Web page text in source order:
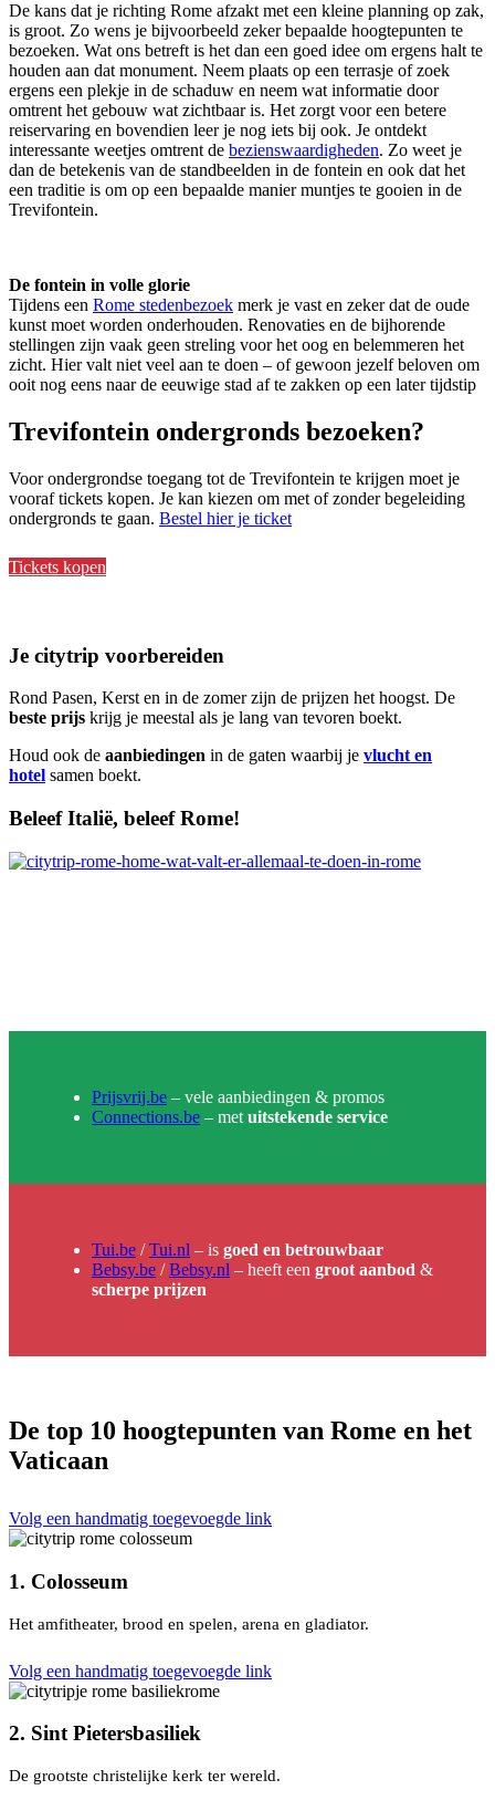
De kans dat je richting Rome afzakt met een kleine planning op zak,
is groot. Zo wens je bijvoorbeeld zeker bepaalde hoogtepunten te
bezoeken. Wat ons betreft is het dan een goed idee om ergens halt te
houden aan dat monument. Neem plaats op een terrasje of zoek
ergens een plekje in de schaduw en neem wat informatie door
omtrent het gebouw wat zichtbaar is. Het zorgt voor een betere
reiservaring en bovendien leer je nog iets bij ook. Je ontdekt
interessante weetjes omtrent de bezienswaardigheden. Zo weet je
dan de betekenis van de standbeelden in de fontein en ook dat het
een traditie is om op een bepaalde manier muntjes te gooien in de
Trevifontein.
De fontein in volle glorie
Tijdens een Rome stedenbezoek merk je vast en zeker dat de oude
kunst moet worden onderhouden. Renovaties en de bijhorende
stellingen zijn vaak geen streling voor het oog en belemmeren het
zicht. Hier valt niet veel aan te doen – of gewoon jezelf beloven om
ooit nog eens naar de eeuwige stad af te zakken op een later tijdstip
Trevifontein ondergronds bezoeken?
Voor ondergrondse toegang tot de Trevifontein te krijgen moet je
vooraf tickets kopen. Je kan kiezen om met of zonder begeleiding
ondergronds te gaan. Bestel hier je ticket
Tickets kopen
Je citytrip voorbereiden
Rond Pasen, Kerst en in de zomer zijn de prijzen het hoogst. De
beste prijs krijg je meestal als je lang van tevoren boekt.
Houd ook de aanbiedingen in de gaten waarbij je vlucht en
hotel samen boekt.
Beleef Italië, beleef Rome!
Prijsvrij.be – vele aanbiedingen & promos
Connections.be – metuitstekende service
Tui.be /Tui.nl – is goed en betrouwbaar
Bebsy.be /Bebsy.nl – heeft een groot aanbod &
scherpe prijzen
De top 10 hoogtepunten van Rome en het
Vaticaan
Volg een handmatig toegevoegde link
1. Colosseum
Het amfitheater, brood en spelen, arena en gladiator.
Volg een handmatig toegevoegde link
2. Sint Pietersbasiliek
De grootste christelijke kerk ter wereld.